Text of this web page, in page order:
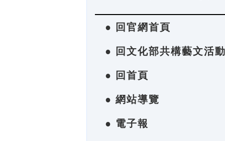
● 回官網首頁
● 回文化部共構藝文活
● 回首頁
● 網站導覽
● 電子報